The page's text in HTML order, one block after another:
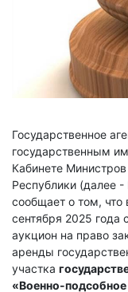
Государственное
государственным
Кабинете
Республики (далее
сообщает о том, что
сентября 2025 года
аукцион на право
аренды
участка
«Военно-подсобное